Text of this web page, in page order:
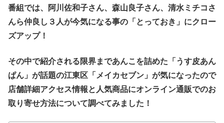
番組では、阿川佐和子さん、森山良子さん、清水ミチコさ
んら仲良し３人が今気になる事の「とっておき」にクロー
ズアップ！
その中で紹介される限界まであんこを詰めた「うす皮あん
ぱん」が話題の江東区「メイカセブン」 が気になったので
店舗詳細アクセス情報と人気商品にオンライン通販でのお
取り寄せ方法について調べてみました！